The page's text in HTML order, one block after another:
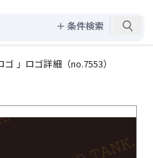
＋ 条件検索
」ロゴ詳細（no.7553）